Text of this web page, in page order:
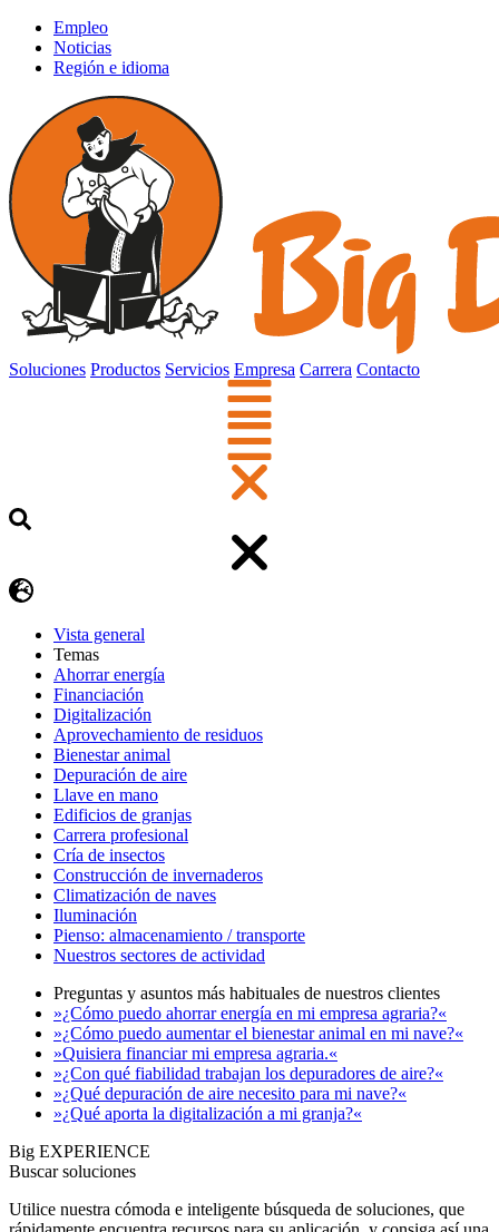
Empleo
Noticias
Región e idioma
Soluciones Productos Servicios Empresa Carrera Contacto
Vista general
Temas
Ahorrar energía
Financiación
Digitalización
Aprovechamiento de residuos
Bienestar animal
Depuración de aire
Llave en mano
Edificios de granjas
Carrera profesional
Cría de insectos
Construcción de invernaderos
Climatización de naves
Iluminación
Pienso: almacenamiento / transporte
Nuestros sectores de actividad
Preguntas y asuntos más habituales de nuestros clientes
»¿Cómo puedo ahorrar energía en mi empresa agraria?«
»¿Cómo puedo aumentar el bienestar animal en mi nave?«
»Quisiera financiar mi empresa agraria.«
»¿Con qué fiabilidad trabajan los depuradores de aire?«
»¿Qué depuración de aire necesito para mi nave?«
»¿Qué aporta la digitalización a mi granja?«
Big EXPERIENCE
Buscar soluciones
Utilice nuestra cómoda e inteligente búsqueda de soluciones, que